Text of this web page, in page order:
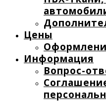
Цены
Информация
Вопрос-